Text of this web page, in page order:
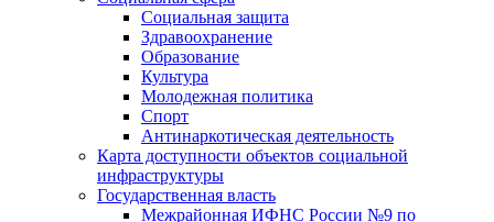
Социальная защита
Здравоохранение
Образование
Культура
Молодежная политика
Спорт
Антинаркотическая деятельность
Карта доступности объектов социальной
инфраструктуры
Государственная власть
Межрайонная ИФНС России №9 по